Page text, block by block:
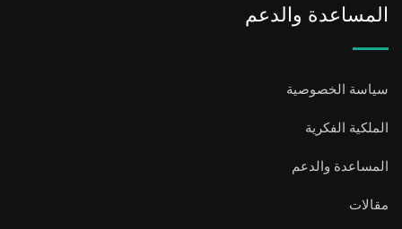
المساعدة والدعم
سياسة الخصوصية
الملكية الفكرية
المساعدة والدعم
مقالات